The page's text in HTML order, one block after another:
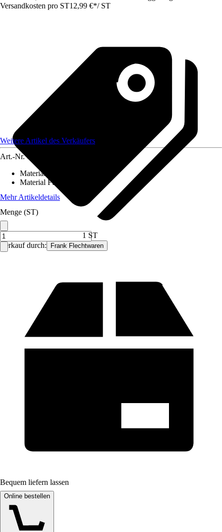
Versandkosten pro ST12,99 €*/ ST
Verkauf durch: Frank Flechtwaren
Weitere Artikel des Verkäufers
Art.-Nr. 12584049
Material Bezug
Material Füllung
Mehr Artikeldetails
Menge (ST)
1 ST
Bequem liefern lassen
Online bestellen